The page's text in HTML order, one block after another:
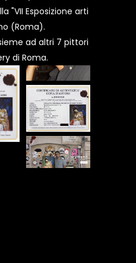
"VII Esposizione arti
(Roma).
ad altri 7 pittori
di Roma.